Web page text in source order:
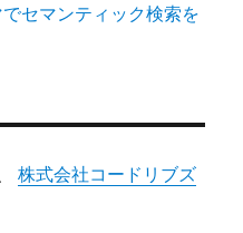
セマンティック検索を
株式会社コードリブズ